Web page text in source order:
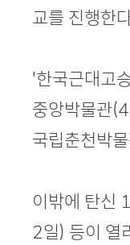
교를 진행한
'한국근대고
중앙박물관
국립춘천박
이밖에 탄신
2일) 등이 열